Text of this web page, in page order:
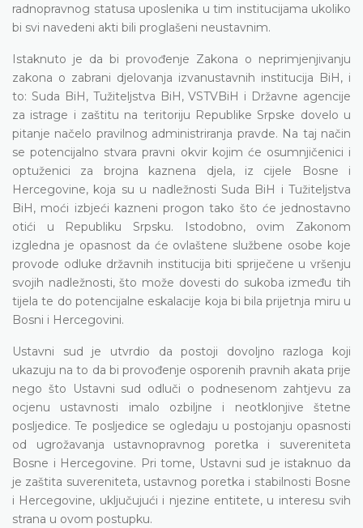
radnopravnog statusa uposlenika u tim institucijama ukoliko
bi svi navedeni akti bili proglašeni neustavnim.
Istaknuto je da bi provođenje Zakona o neprimjenjivanju
zakona o zabrani djelovanja izvanustavnih institucija BiH, i
to: Suda BiH, Tužiteljstva BiH, VSTVBiH i Državne agencije
za istrage i zaštitu na teritoriju Republike Srpske dovelo u
pitanje načelo pravilnog administriranja pravde. Na taj način
se potencijalno stvara pravni okvir kojim će osumnjičenici i
optuženici za brojna kaznena djela, iz cijele Bosne i
Hercegovine, koja su u nadležnosti Suda BiH i Tužiteljstva
BiH, moći izbjeći kazneni progon tako što će jednostavno
otići u Republiku Srpsku. Istodobno, ovim Zakonom
izgledna je opasnost da će ovlaštene službene osobe koje
provode odluke državnih institucija biti spriječene u vršenju
svojih nadležnosti, što može dovesti do sukoba između tih
tijela te do potencijalne eskalacije koja bi bila prijetnja miru u
Bosni i Hercegovini.
Ustavni sud je utvrdio da postoji dovoljno razloga koji
ukazuju na to da bi provođenje osporenih pravnih akata prije
nego što Ustavni sud odluči o podnesenom zahtjevu za
ocjenu ustavnosti imalo ozbiljne i neotklonjive štetne
posljedice. Te posljedice se ogledaju u postojanju opasnosti
od ugrožavanja ustavnopravnog poretka i suvereniteta
Bosne i Hercegovine. Pri tome, Ustavni sud je istaknuo da
je zaštita suvereniteta, ustavnog poretka i stabilnosti Bosne
i Hercegovine, uključujući i njezine entitete, u interesu svih
strana u ovom postupku.